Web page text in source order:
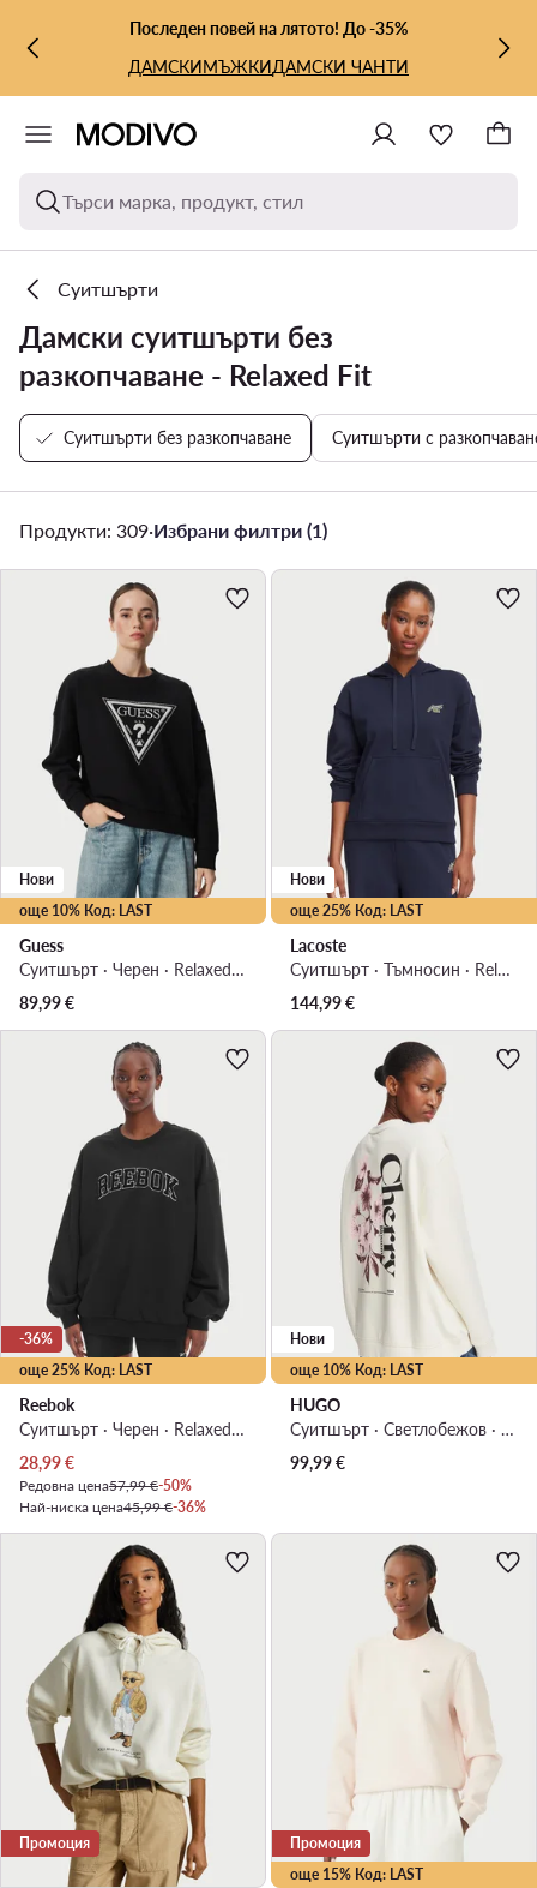
КЪМ ОСНОВНОТО СЪДЪРЖАНИЕ
КЪМ ТЪРСЕНЕПоследен повей на лятото! До -35%
ДАМСКИМЪЖКИДАМСКИ ЧАНТИ
Търси марка, продукт, стил
Суитшърти
Дамски суитшърти без
разкопчаване - Relaxed Fit
Суитшърти без разкопчаване Суитшърти с
Продукти: 309·Избрани филтри (1)
още 10% Код: LAST
Нови
Guess
Суитшърт · Черен · Relaxed Fit
89,99€
още 25% Код: LAST
Нови
Lacoste
Суитшърт · Тъмносин · Relaxed Fit
144,99€
още 25% Код: LAST
-36%
Reebok
Суитшърт · Черен · Relaxed Fit
Актуална цена
28,99€
Редовна цена57,99 €-50%
Най-ниска цена45,99 €-36%
още 10% Код: LAST
Нови
HUGO
Суитшърт · Светлобежов · Relaxed Fit
99,99€
Промоция
още 15% Код: LAST
Промоция